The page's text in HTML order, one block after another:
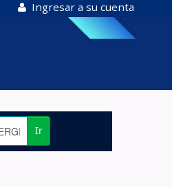
Ingresar a su cuenta
Ir